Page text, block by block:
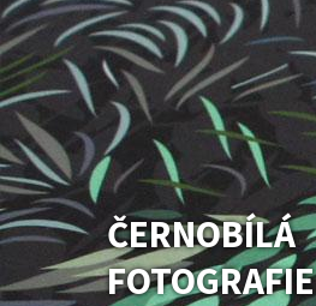
ČERNOBÍLÁ
FOTOGRAFIE